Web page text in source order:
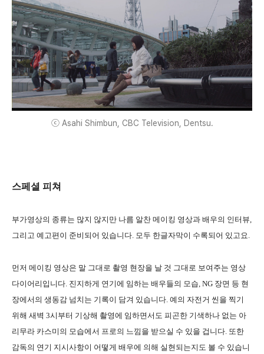
ⓒ Asahi Shimbun, CBC Television, Dentsu.
스페셜 피쳐
부가영상의 종류는 많지 않지만 나름 알찬 메이킹 영상과 배우의 인터뷰,
그리고 예고편이 준비되어 있습니다. 모두 한글자막이 수록되어 있고요.
먼저 메이킹 영상은 말 그대로 촬영 현장을 날 것 그대로 보여주는 영상
다이어리입니다. 진지하게 연기에 임하는 배우들의 모습, NG 장면 등 현
장에서의 생동감 넘치는 기록이 담겨 있습니다. 예의 자전거 씬을 찍기
위해 새벽 3시부터 기상해 촬영에 임하면서도 피곤한 기색하나 없는 아
리무라 카스미의 모습에서 프로의 느낌을 받으실 수 있을 겁니다. 또한
감독의 연기 지시사항이 어떻게 배우에 의해 실현되는지도 볼 수 있습니